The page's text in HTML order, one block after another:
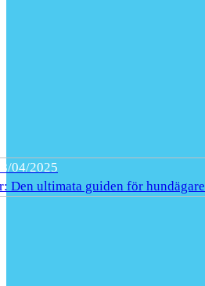
04/2025
Den ultimata guiden för hundägare